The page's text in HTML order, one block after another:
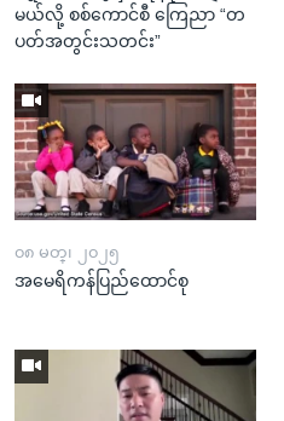
မယ်လို့ စစ်ကောင်စီ ကြေညာ “တ
ပတ်အတွင်းသတင်း”
၀၈ မတ္၊ ၂၀၂၅
အမေရိကန်ပြည်ထောင်စု